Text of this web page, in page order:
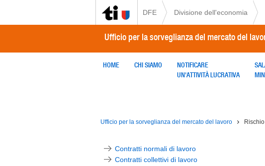
DFE Divisione dell'economia
Ufficio per la sorveglianza del mercato del
HOME CHI SIAMO
NOTIFICARE
UN'ATTIVITÀ LUCRATIVA
Ufficio per la sorveglianza del mercato del lavoro
Contratti normali di lavoro
Contratti collettivi di lavoro